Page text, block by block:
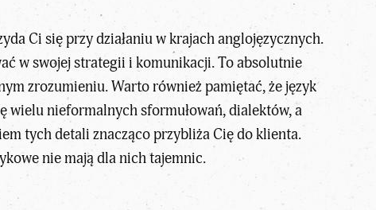
Ci się przy działaniu w krajach anglojęzycznych.
w swojej strategii i komunikacji. To absolutnie
zrozumieniu. Warto również pamiętać, że język
wielu nieformalnych sformułowań, dialektów, a
tych detali znacząco przybliża Cię do klienta.
nie mają dla nich tajemnic.